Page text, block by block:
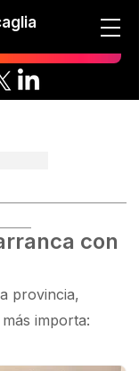
con
provincia,
importa: